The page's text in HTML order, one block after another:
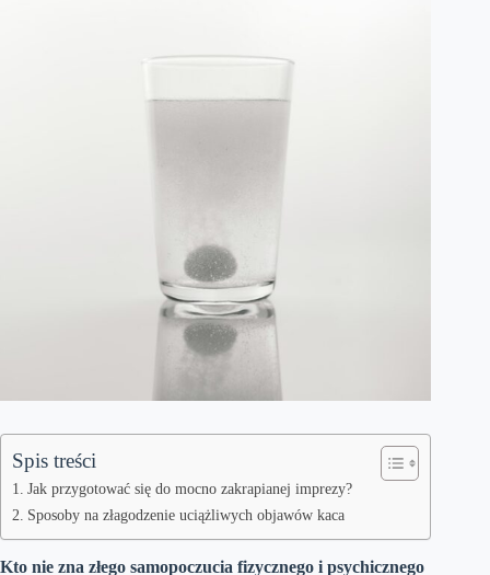
Spis treści
Jak przygotować się do mocno zakrapianej imprezy?
Sposoby na złagodzenie uciążliwych objawów kaca
Kto nie zna złego samopoczucia fizycznego i psychicznego